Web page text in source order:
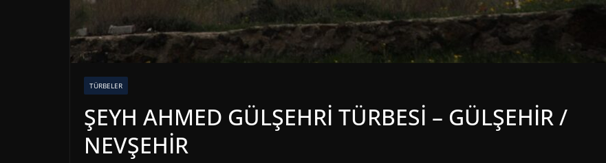
TÜRBELER
ŞEYH AHMED GÜLŞEHRİ TÜRBESİ – GÜLŞEHİR /
NEVŞEHİR